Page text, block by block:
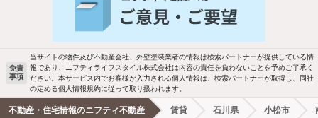
バス・トイレ別 2階以上
駐車場あり ペット相談
洗濯機置場あり 独立洗面台
エアコンあり 都市ガス
免責
事項
当サイトの物件及び不動産会社、外壁塗装業者の情報は検索パートナーが提供している情
報であり、ニフティライフスタイル株式会社は内容の責任を負わないことを予めご了承く
ださい。本サービス内でお客様が入力される個人情報は、検索パートナーが取得し、同社
の定める個人情報規約に従って取り扱われます。
不動産・住宅情報のニフティ不動産 賃貸 石川県 小松市